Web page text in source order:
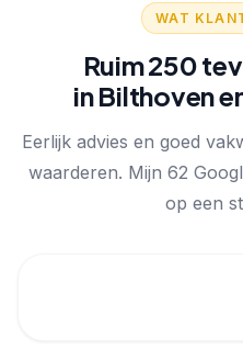
WAT
Ruim 250
in Bilthoven
Eerlijk advies en goed
waarderen. Mijn 62
op een